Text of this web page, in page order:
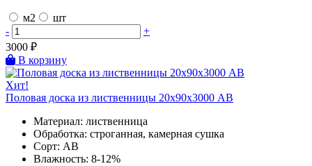
м2
шт
-
+
3000 ₽
В корзину
Хит!
Половая доска из лиственницы 20х90х3000 AB
Материал: лиственница
Обработка: строганная, камерная сушка
Сорт: AB
Влажность: 8-12%